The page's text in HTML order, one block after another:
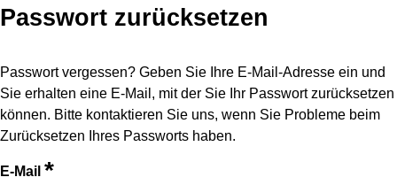
Passwort zurücksetzen
Passwort vergessen? Geben Sie Ihre E-Mail-Adresse ein und
Sie erhalten eine E-Mail, mit der Sie Ihr Passwort zurücksetzen
können. Bitte kontaktieren Sie uns, wenn Sie Probleme beim
Zurücksetzen Ihres Passworts haben.
E-Mail *